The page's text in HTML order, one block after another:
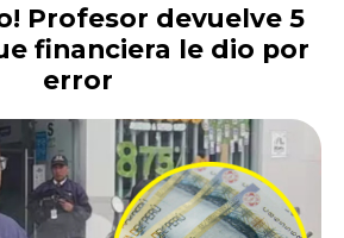
Profesor devuelve 5
financiera le dio por
error